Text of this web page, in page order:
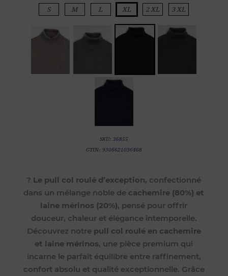
S M L XL 2 XL 3 XL
SKU: 36855
GTIN: 9306621036468
? Le pull col roulé d’exception, confectionné
dans un mélange noble de cachemire (80%) et
laine mérinos (20%), pensé pour offrir
douceur, chaleur et élégance intemporelle.
Découvrez notre pull col roulé en cachemire
et laine mérinos, une pièce premium qui
incarne le parfait équilibre entre raffinement,
confort absolu et qualité exceptionnelle. Grâce